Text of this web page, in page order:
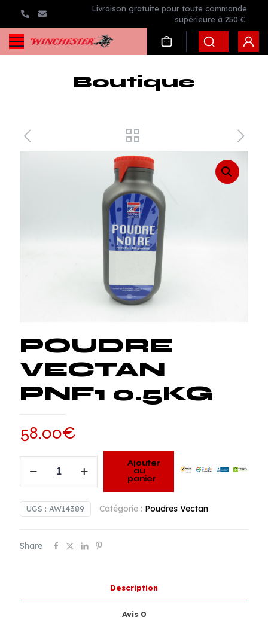
Livraison gratuite pour toute commande
supérieure à 250 €.
Boutique
POUDRE
VECTAN
PNF1 0.5KG
58.00€
VECTAN
Ajouter
au
panier
UGS : AW14389 Catégorie : Poudres Vectan
Share
Description
Avis 0